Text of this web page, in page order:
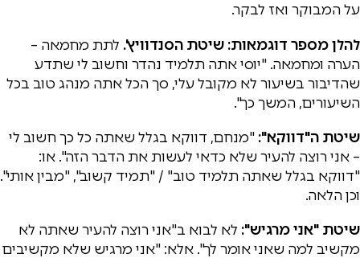
על המבוקר ואז לבקר.
להלן מספר דוגמאות: שיטת הסנדוויץ'. לתת מחמאה –
הערה ומחמאה. "יוסי אתה תלמיד נהדר וחשוב לי שתדע
שהדיבור בשיעור לא מקובל עלי, סך הכל אתה מנהג טוב בכל
השיעורים, המשך כך".
שיטת ה"דווקא": "מנחם, דווקא בגלל שאתה כל כך חשוב לי
– אני רוצה להעיר שלא כדאי לעשות את הדבר הזה". או:
"דווקא בגלל שאתה תלמיד טוב" / "תמיד קשוב", "מבין אותי".
וכן הלאה.
שיטת "אני מרגיש": לא לבוא ב"אני רוצה להעיר שאתה לא
מקשיב למה שאני אומר לך". אלא: "אני מרגיש שלא מקשיבים